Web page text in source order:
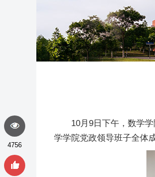
10月9日下午，数学
学学院党政领导班子全体
4756